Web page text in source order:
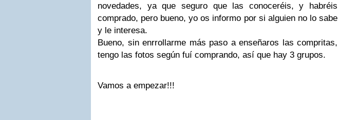
novedades, ya que seguro que las conoceréis, y habréis
comprado, pero bueno, yo os informo por si alguien no lo sabe
y le interesa.
Bueno, sin enrrollarme más paso a enseñaros las compritas,
tengo las fotos según fuí comprando, así que hay 3 grupos.
Vamos a empezar!!!